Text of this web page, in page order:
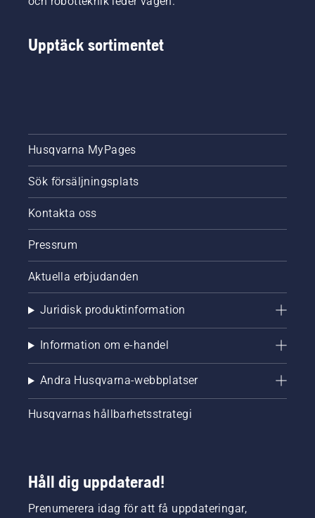
Upptäck sortimentet
Husqvarna MyPages
Sök försäljningsplats
Kontakta oss
Pressrum
Aktuella erbjudanden
Juridisk produktinformation
Information om e-handel
Andra Husqvarna-webbplatser
Husqvarnas hållbarhetsstrategi
Håll dig uppdaterad!
Prenumerera idag för att få uppdateringar,